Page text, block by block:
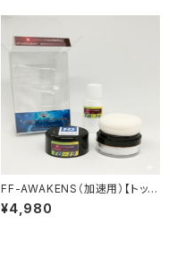
FF-AWAKENS（加速用）【トップ
パウダー】
¥4,980